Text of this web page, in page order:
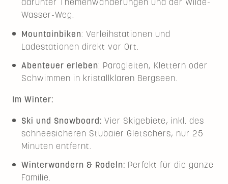
darunter Themenwanderungen und der Wilde-
Wasser-Weg.
Mountainbiken: Verleihstationen und
Ladestationen direkt vor Ort.
Abenteuer erleben: Paragleiten, Klettern oder
Schwimmen in kristallklaren Bergseen.
Im Winter:
Ski und Snowboard: Vier Skigebiete, inkl. des
schneesicheren Stubaier Gletschers, nur 25
Minuten entfernt.
Winterwandern & Rodeln: Perfekt für die ganze
Familie.